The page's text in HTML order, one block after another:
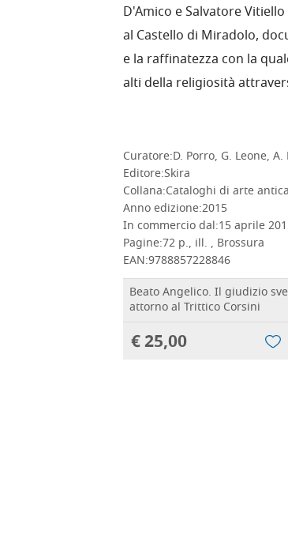
D'Amico e Salvatore
al Castello di Miradolo,
e la raffinatezza con la
alti della religiosità
Curatore:D. Porro, G. Leone, A.
Editore:Skira
Collana:Cataloghi di arte antica
Anno edizione:2015
In commercio dal:15 aprile
Pagine:72 p., ill. , Brossura
EAN:9788857228846
Beato Angelico. Il giudizio
attorno al Trittico Corsini
€ 25,00